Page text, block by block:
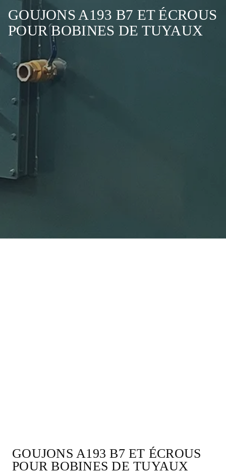
GOUJONS A193 B7 ET ÉCROUS
POUR BOBINES DE TUYAUX
GOUJONS A193 B7 ET ÉCROUS
POUR BOBINES DE TUYAUX